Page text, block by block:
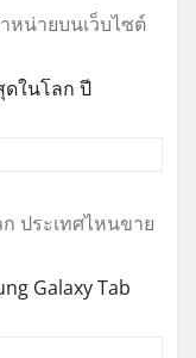
หน่ายบนเว็บไซต์
ดในโลก ปี
ประเทศไหนขาย
Galaxy Tab